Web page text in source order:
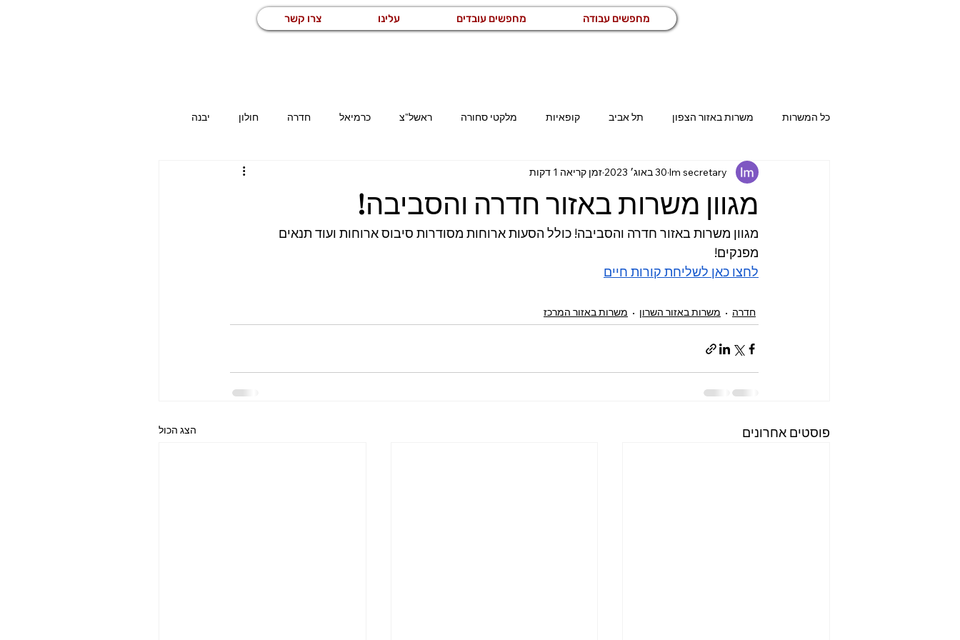
מחפשים עבודה מחפשים עובדים עלינו צרו קשר
כל המשרות משרות באזור הצפון תל אביב קופאיות מלקטי סחורה ראשל"צ כרמיאל חדרה חולון יבנה
אשדוד אשקלון קריית גת רמלה משרות באזור הדרום
שיווק ומכירות שירות לקוחות מזכירות ואדמיניסטרציה ייצור ותעשייה לוגיסטיקה ומחסן
מגוון משרות באזור חדרה והסביבה!
lm secretary 30 באוג׳ 2023 זמן קריאה 1 דקות
מגוון משרות באזור חדרה והסביבה! כולל הסעות ארוחות מסודרות סיבוס ארוחות ועוד תנאים
מפנקים!
לחצו כאן לשליחת קורות חיים
חדרה משרות באזור השרון משרות באזור המרכז
פוסטים אחרונים הצג הכול